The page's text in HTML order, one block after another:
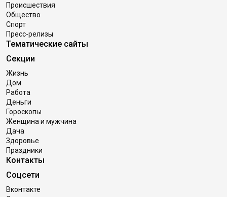
Происшествия
Общество
Спорт
Пресс-релизы
Тематические сайты
Секции
Жизнь
Дом
Работа
Деньги
Гороскопы
Женщина и мужчина
Дача
Здоровье
Праздники
Контакты
Соцсети
Вконтакте